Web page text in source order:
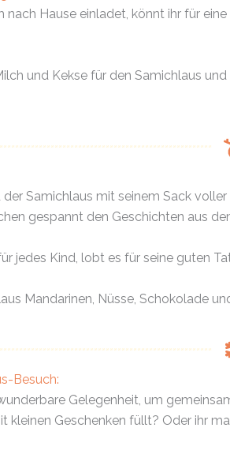
nach Hause einladet, könnt ihr für
und Kekse für den Samichlaus
Samichlaus mit seinem Sack
gespannt den Geschichten aus
jedes Kind, lobt es für seine guten
Mandarinen, Nüsse, Schokolade
Besuch:
Gelegenheit, um
Geschenken füllt? Oder ihr